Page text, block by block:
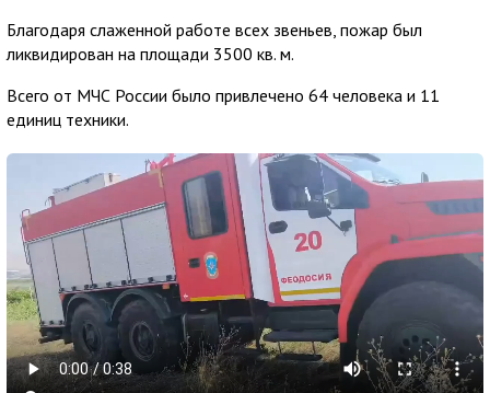
Благодаря слаженной работе всех звеньев, пожар был
ликвидирован на площади 3500 кв. м.
Всего от МЧС России было привлечено 64 человека и 11
единиц техники.